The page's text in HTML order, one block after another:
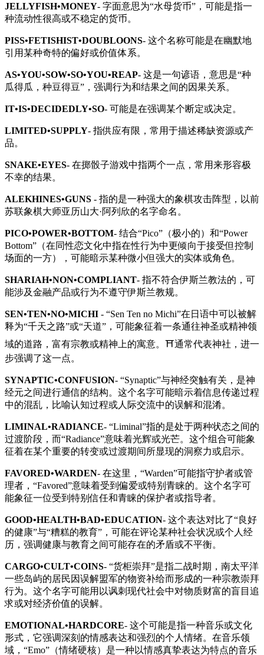
JELLYFISH•MONEY- 字面意思为“水母货币”，可能是指一
种流动性很高或不稳定的货币。
PISS•FETISHIST•DOUBLOONS- 这个名称可能是在幽默地
引用某种奇特的偏好或价值体系。
AS•YOU•SOW•SO•YOU•REAP- 这是一句谚语，意思是“种
瓜得瓜，种豆得豆”，强调行为和结果之间的因果关系。
IT•IS•DECIDEDLY•SO- 可能是在强调某个断定或决定。
LIMITED•SUPPLY- 指供应有限，常用于描述稀缺资源或产
品。
SNAKE•EYES- 在掷骰子游戏中指两个一点，常用来形容极
不幸的结果。
ALEKHINES•GUNS - 指的是一种强大的象棋攻击阵型，以前
苏联象棋大师亚历山大·阿列欣的名字命名。
PICO•POWER•BOTTOM- 结合“Pico”（极小的）和“Power
Bottom”（在同性恋文化中指在性行为中更倾向于接受但控制
场面的一方），可能暗示某种微小但强大的实体或角色。
SHARIAH•NON•COMPLIANT- 指不符合伊斯兰教法的，可
能涉及金融产品或行为不遵守伊斯兰教规。
SEN•TEN•NO•MICHI - “Sen Ten no Michi”在日语中可以被解
释为“千天之路”或“天道”，可能象征着一条通往神圣或精神领
域的道路，富有宗教或精神上的寓意。⛩通常代表神社，进一
步强调了这一点。
SYNAPTIC•CONFUSION- “Synaptic”与神经突触有关，是神
经元之间进行通信的结构。这个名字可能暗示着信息传递过程
中的混乱，比喻认知过程或人际交流中的误解和混淆。
LIMINAL•RADIANCE- “Liminal”指的是处于两种状态之间的
过渡阶段，而“Radiance”意味着光辉或光芒。这个组合可能象
征着在某个重要的转变或过渡期间所显现的洞察力或启示。
FAVORED•WARDEN- 在这里，“Warden”可能指守护者或管
理者，“Favored”意味着受到偏爱或特别青睐的。这个名字可
能象征一位受到特别信任和青睐的保护者或指导者。
GOOD•HEALTH•BAD•EDUCATION- 这个表达对比了“良好
的健康”与“糟糕的教育”，可能在评论某种社会状况或个人经
历，强调健康与教育之间可能存在的矛盾或不平衡。
CARGO•CULT•COINS- “货柜崇拜”是指二战时期，南太平洋
一些岛屿的居民因误解盟军的物资补给而形成的一种宗教崇拜
行为。这个名字可能用以讽刺现代社会中对物质财富的盲目追
求或对经济价值的误解。
EMOTIONAL•HARDCORE- 这个可能是指一种音乐或文化
形式，它强调深刻的情感表达和强烈的个人情绪。在音乐领
域，“Emo”（情绪硬核）是一种以情感真挚表达为特点的音乐